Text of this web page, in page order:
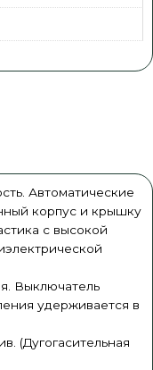
Автоматические
корпус и крышку
с высокой
Выключатель
удерживается в
(Дугогасительная